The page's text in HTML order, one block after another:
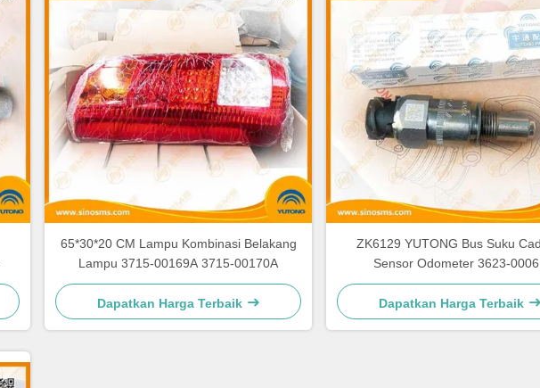
65*30*20 CM Lampu Kombinasi Belakang
Lampu 3715-00169A 3715-00170A
Dapatkan Harga Terbaik
ZK6129 YUTONG Bus Suku
Sensor Odometer 3623-
Dapatkan Harga Terbaik